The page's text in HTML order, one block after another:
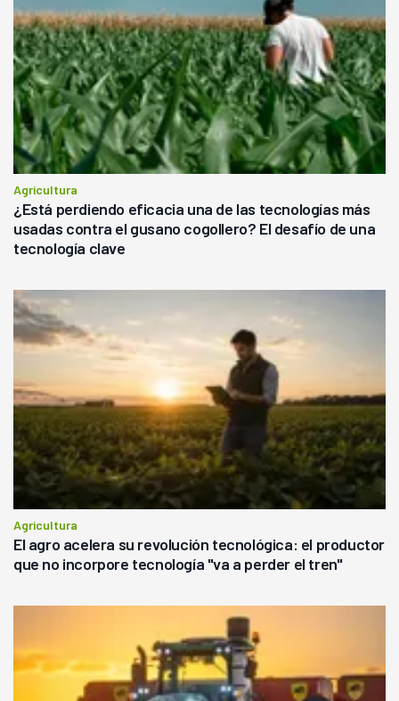
Agricultura
¿Está perdiendo eficacia una de las tecnologías más
usadas contra el gusano cogollero? El desafío de una
tecnología clave
Agricultura
El agro acelera su revolución tecnológica: el productor
que no incorpore tecnología "va a perder el tren"